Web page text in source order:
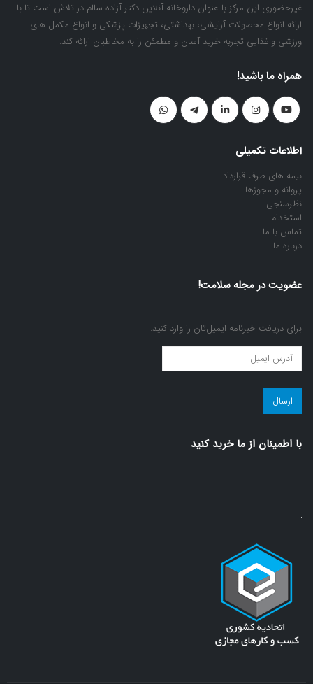
غیرحضوری این مرکز با عنوان داروخانه آنلاین دکتر آزاده سالم در تلاش است تا با
ارائه انواع محصولات آرایشی، بهداشتی، تجهیزات پزشکی و انواع مکمل های
ورزشی و غذایی تجربه خرید آسان و مطمئن را به مخاطبان ارائه کند.
همراه ما باشید!
اطلاعات تکمیلی
بیمه های طرف قرارداد
پروانه و مجوزها
نظرسنجی
استخدام
تماس با ما
درباره ما
عضویت در مجله سلامت!
برای دریافت خبرنامه ایمیل‌تان را وارد کنید.
عضویت
در
مجله
سلامت!
با اطمينان از ما خريد كنيد